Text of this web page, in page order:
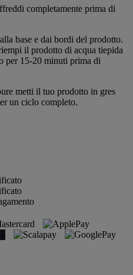
completamente prima di
base e dai bordi del prodotto.
il prodotto di acqua tiepida
per 15-20 minuti prima di
metti il tuo prodotto in gres
un ciclo completo.